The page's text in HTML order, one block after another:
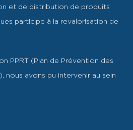
et de distribution de produits
participe à la revalorisation de
PPRT (Plan de Prévention des
nous avons pu intervenir au sein